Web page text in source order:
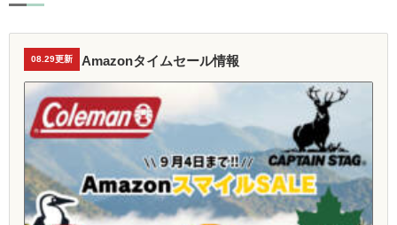
08.29更新 Amazonタイムセール情報